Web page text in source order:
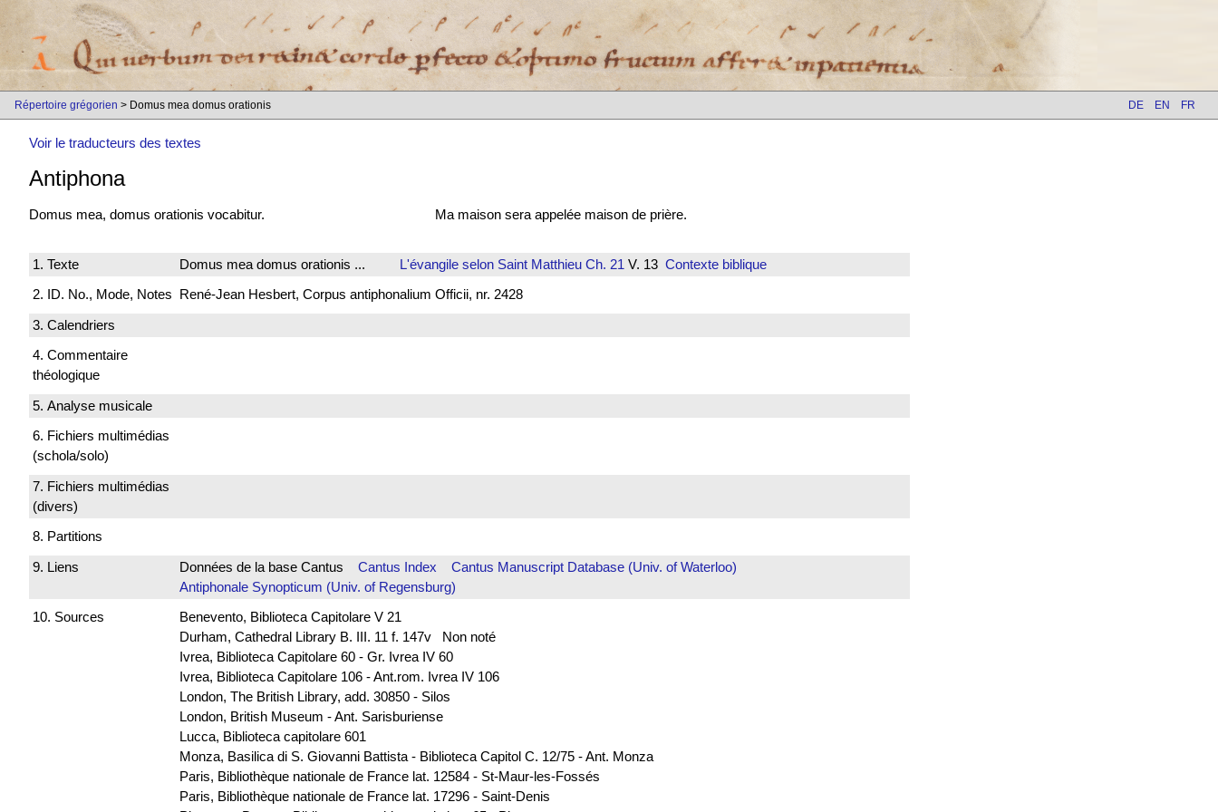
Répertoire grégorien > Domus mea domus orationis DE EN FR
Voir le traducteurs des textes
Antiphona
Domus mea, domus orationis vocabitur. Ma maison sera appelée maison de prière.
1. Texte Domus mea domus orationis ... L'évangile selon Saint MatthieuCh. 21 V. 13 Contexte biblique
2. ID. No., Mode, Notes
René-Jean Hesbert, Corpus antiphonalium Officii, nr. 2428
3. Calendriers
4. Commentaire
théologique
5. Analyse musicale
6. Fichiers multimédias
(schola/solo)
7. Fichiers multimédias
(divers)
8. Partitions
9. Liens
Données de la base Cantus Cantus Index
Cantus Manuscript Database (Univ. of Waterloo)
Antiphonale Synopticum (Univ. of Regensburg)
10. Sources
Benevento, Biblioteca Capitolare V 21
Durham, Cathedral Library B. III. 11 f. 147v Non noté
Ivrea, Biblioteca Capitolare 60 - Gr. Ivrea IV 60
Ivrea, Biblioteca Capitolare 106 - Ant.rom. Ivrea IV 106
London, The British Library, add. 30850 - Silos
London, British Museum - Ant. Sarisburiense
Lucca, Biblioteca capitolare 601
Monza, Basilica di S. Giovanni Battista - Biblioteca Capitol C. 12/75 - Ant. Monza
Paris, Bibliothèque nationale de France lat. 12584 - St-Maur-les-Fossés
Paris, Bibliothèque nationale de France lat. 17296 - Saint-Denis